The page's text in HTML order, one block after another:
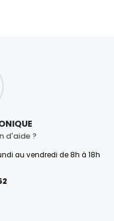
d'aide ?
au vendredi de 8h à 18h